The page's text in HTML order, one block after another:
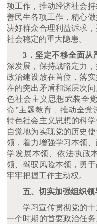
项工作，推动经济社会
善民生各项工作，精心
决好群众合理利益诉求
社会稳定的重大隐患。
3．坚定不移全面从
深发展，保持战略定力
政治建设放在首位，落
在的突出矛盾和深层次
色社会主义思想武装全
命”主题教育，推动全党
特色社会主义思想的科
自觉地为实现党的历史
领，着力增强学习本领
学发展本领、依法执政
领、驾驭风险本领，勇
牢牢把握工作主动权。
五、切实加强组织领
学习宣传贯彻党的
一个时期的首要政治任